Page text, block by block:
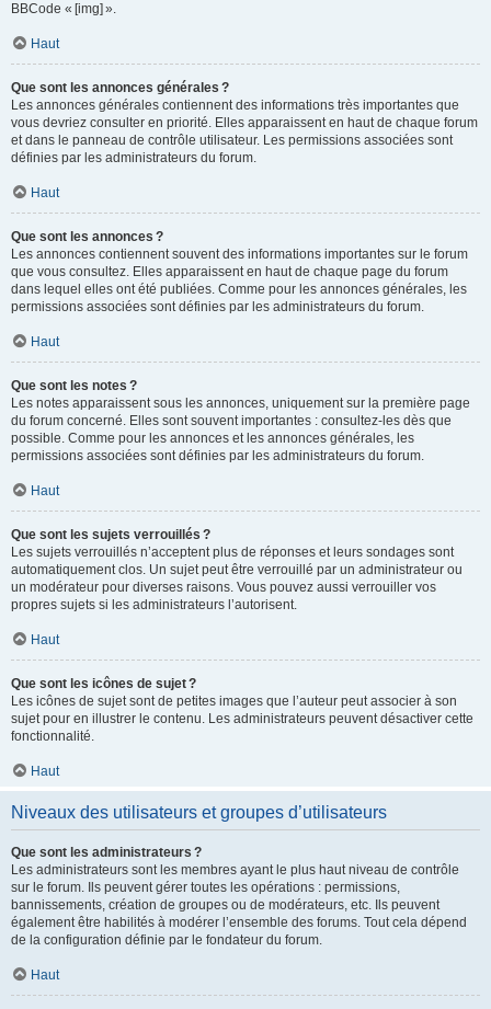
BBCode « [img] ».
Haut
Que sont les annonces générales ?
Les annonces générales contiennent des informations très importantes que
vous devriez consulter en priorité. Elles apparaissent en haut de chaque forum
et dans le panneau de contrôle utilisateur. Les permissions associées sont
définies par les administrateurs du forum.
Haut
Que sont les annonces ?
Les annonces contiennent souvent des informations importantes sur le forum
que vous consultez. Elles apparaissent en haut de chaque page du forum
dans lequel elles ont été publiées. Comme pour les annonces générales, les
permissions associées sont définies par les administrateurs du forum.
Haut
Que sont les notes ?
Les notes apparaissent sous les annonces, uniquement sur la première page
du forum concerné. Elles sont souvent importantes : consultez-les dès que
possible. Comme pour les annonces et les annonces générales, les
permissions associées sont définies par les administrateurs du forum.
Haut
Que sont les sujets verrouillés ?
Les sujets verrouillés n’acceptent plus de réponses et leurs sondages sont
automatiquement clos. Un sujet peut être verrouillé par un administrateur ou
un modérateur pour diverses raisons. Vous pouvez aussi verrouiller vos
propres sujets si les administrateurs l’autorisent.
Haut
Que sont les icônes de sujet ?
Les icônes de sujet sont de petites images que l’auteur peut associer à son
sujet pour en illustrer le contenu. Les administrateurs peuvent désactiver cette
fonctionnalité.
Haut
Niveaux des utilisateurs et groupes d’utilisateurs
Que sont les administrateurs ?
Les administrateurs sont les membres ayant le plus haut niveau de contrôle
sur le forum. Ils peuvent gérer toutes les opérations : permissions,
bannissements, création de groupes ou de modérateurs, etc. Ils peuvent
également être habilités à modérer l’ensemble des forums. Tout cela dépend
de la configuration définie par le fondateur du forum.
Haut